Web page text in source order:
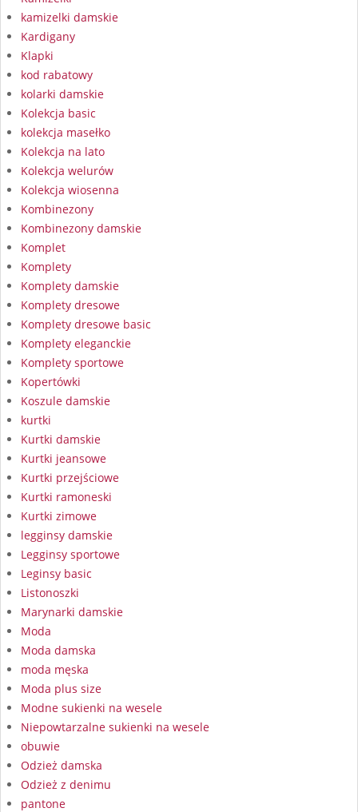
kamizelki damskie
Kardigany
Klapki
kod rabatowy
kolarki damskie
Kolekcja basic
kolekcja masełko
Kolekcja na lato
Kolekcja welurów
Kolekcja wiosenna
Kombinezony
Kombinezony damskie
Komplet
Komplety
Komplety damskie
Komplety dresowe
Komplety dresowe basic
Komplety eleganckie
Komplety sportowe
Kopertówki
Koszule damskie
kurtki
Kurtki damskie
Kurtki jeansowe
Kurtki przejściowe
Kurtki ramoneski
Kurtki zimowe
legginsy damskie
Legginsy sportowe
Leginsy basic
Listonoszki
Marynarki damskie
Moda
Moda damska
moda męska
Moda plus size
Modne sukienki na wesele
Niepowtarzalne sukienki na wesele
obuwie
Odzież damska
Odzież z denimu
pantone